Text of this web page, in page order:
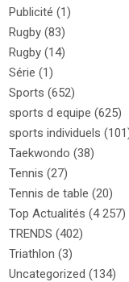
Publicité (1)
Rugby (83)
Rugby (14)
Série (1)
Sports (652)
sports d equipe (625)
sports individuels
Taekwondo (38)
Tennis (27)
Tennis de table (20)
Top Actualités (4 257)
TRENDS (402)
Triathlon (3)
Uncategorized (134)